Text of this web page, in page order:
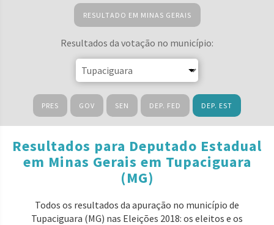
RESULTADO EM MINAS GERAIS
Resultados da votação no município:
PRES GOV SEN DEP. FED DEP. EST
Resultados para Deputado Estadual
em Minas Gerais em Tupaciguara
(MG)
Todos os resultados da apuração no município de
Tupaciguara (MG) nas Eleições 2018: os eleitos e os